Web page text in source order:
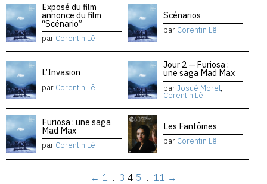
Exposé du film
annonce du film
“Scénario”
par Corentin Lê
Scénarios
par Corentin Lê
L’Invasion
par Corentin Lê
Jour 2 — Furiosa :
une saga Mad Max
parJosué Morel,
Corentin Lê
Furiosa : une saga
Mad Max
par Corentin Lê
Les Fantômes
par Corentin Lê
← 1 … 3 4 5 … 11 →